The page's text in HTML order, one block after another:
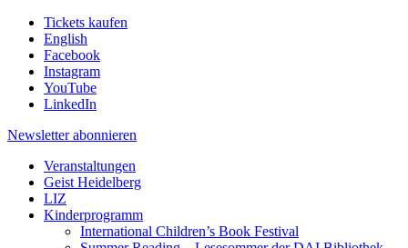
Tickets kaufen
English
Facebook
Instagram
YouTube
LinkedIn
Newsletter abonnieren
Veranstaltungen
Geist Heidelberg
LIZ
Kinderprogramm
International Children’s Book Festival